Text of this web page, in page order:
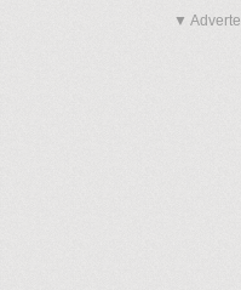
▼